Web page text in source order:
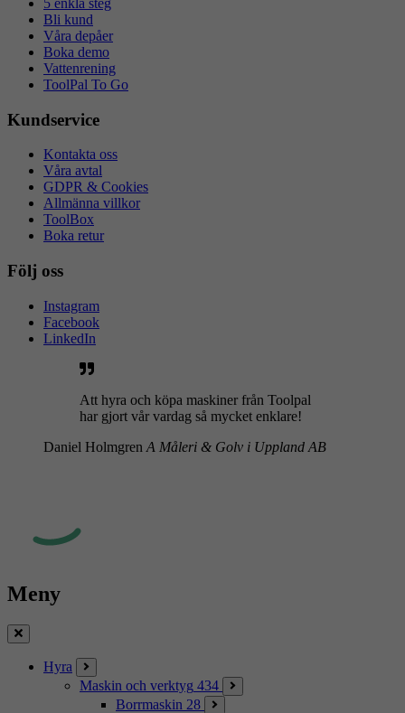
5 enkla steg
Bli kund
Våra depåer
Boka demo
Vattenrening
ToolPal To Go
Kundservice
Kontakta oss
Våra avtal
GDPR & Cookies
Allmänna villkor
ToolBox
Boka retur
Följ oss
Instagram
Facebook
LinkedIn
Att hyra och köpa maskiner från Toolpal
har gjort vår vardag så mycket enklare!
Daniel Holmgren A Måleri & Golv i Uppland AB
Meny
Stäng
Hyra
Maskin och verktyg 434
Borrmaskin 28